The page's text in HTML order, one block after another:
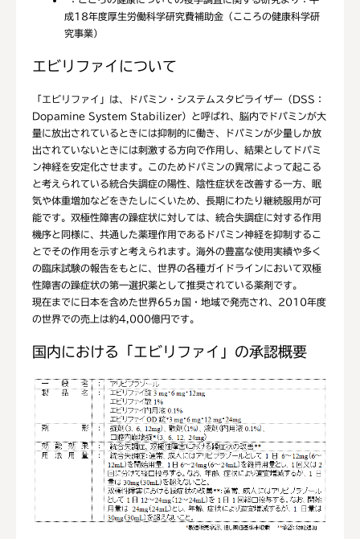
成18年度厚生労働科学研究費補助金（こころの健康科学研
究事業）
エビリファイについて
「エビリファイ」は、ドパミン・システムスタビライザー（DSS：
Dopamine System Stabilizer）と呼ばれ、脳内でドパミンが大
量に放出されているときには抑制的に働き、ドパミンが少量しか放
出されていないときには刺激する方向で作用し、結果としてドパミ
ン神経を安定化させます。このためドパミンの異常によって起こる
と考えられている統合失調症の陽性、陰性症状を改善する一方、眠
気や体重増加などをきたしにくいため、長期にわたり継続服用が可
能です。双極性障害の躁症状に対しては、統合失調症に対する作用
機序と同様に、共通した薬理作用であるドパミン神経を抑制するこ
とでその作用を示すと考えられます。海外の豊富な使用実績や多く
の臨床試験の報告をもとに、世界の各種ガイドラインにおいて双極
性障害の躁症状の第一選択薬として推奨されている薬剤です。
現在までに日本を含めた世界65ヵ国・地域で発売され、2010年度
の世界での売上は約4,000億円です。
国内における「エビリファイ」の承認概要